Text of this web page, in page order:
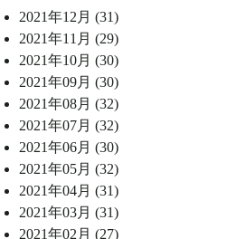
2021年12月 (31)
2021年11月 (29)
2021年10月 (30)
2021年09月 (30)
2021年08月 (32)
2021年07月 (32)
2021年06月 (30)
2021年05月 (32)
2021年04月 (31)
2021年03月 (31)
2021年02月 (27)